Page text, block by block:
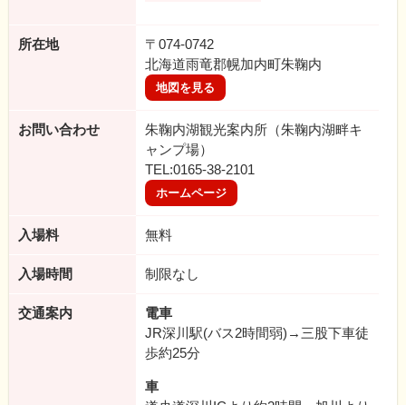
所在地
〒074-0742
北海道雨竜郡幌加内町朱鞠内
地図を見る
お問い合わせ
朱鞠内湖観光案内所（朱鞠内湖畔キ
ャンプ場）
TEL:0165-38-2101
ホームページ
入場料 無料
入場時間 制限なし
交通案内
電車
JR深川駅(バス2時間弱)→三股下車徒
歩約25分
車